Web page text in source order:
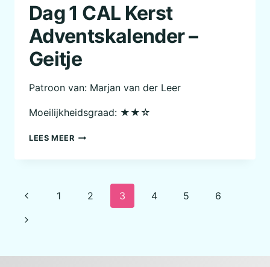
Dag 1 CAL Kerst
Adventskalender –
Geitje
Patroon van: Marjan van der Leer
Moeilijkheidsgraad: ★★☆
LEES MEERDAG
CAL
ADVENTSKALENDER
Paginanavigatie
Vorige
pagina
1 2 3 4 5
6
Volgende